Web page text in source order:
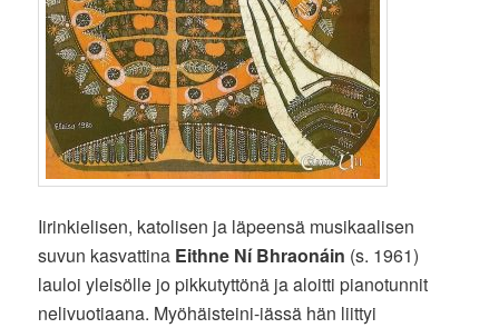
Iirinkielisen, katolisen ja läpeensä musikaalisen
suvun kasvattina Eithne Ní Bhraonáin (s. 1961)
lauloi yleisölle jo pikkutyttönä ja aloitti pianotunnit
nelivuotiaana. Myöhäisteini-iässä hän liittyi